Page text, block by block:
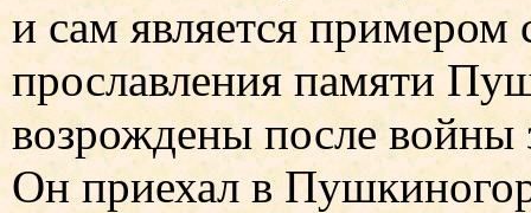
и сам является примером
прославления памяти
возрождены после войны
Он приехал в